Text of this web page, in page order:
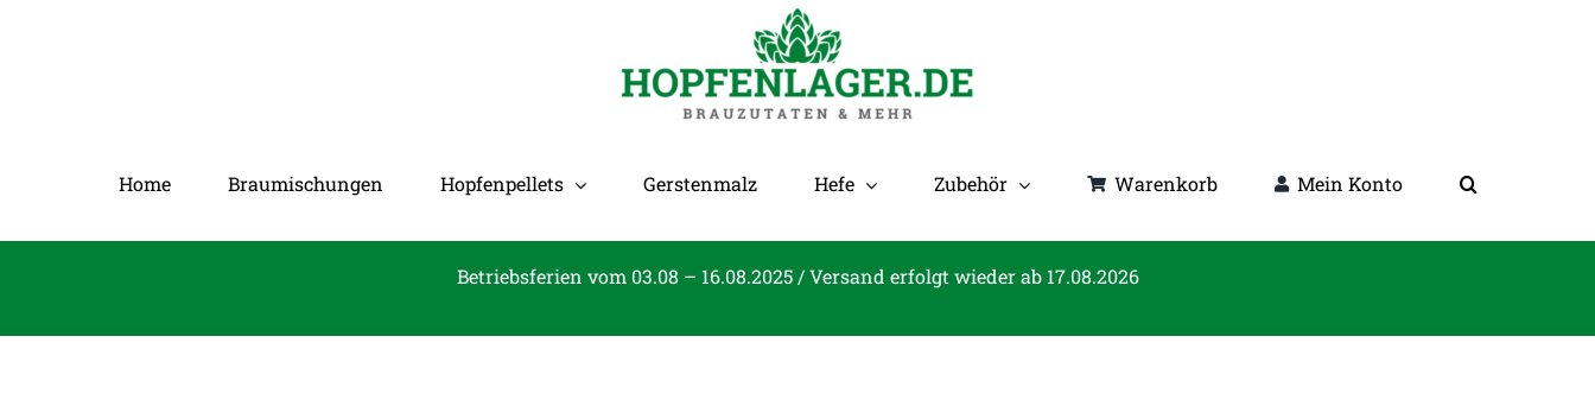
Home Braumischungen Hopfenpellets Gerstenmalz Hefe Zubehör Warenkorb Mein Konto
Betriebsferien vom 03.08 – 16.08.2025 / Versand erfolgt wieder ab 17.08.2026